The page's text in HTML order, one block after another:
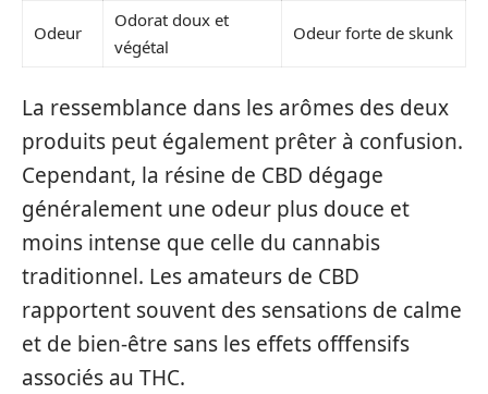
Odeur
Odorat doux et
végétal
Odeur forte de skunk
La ressemblance dans les arômes des deux
produits peut également prêter à confusion.
Cependant, la résine de CBD dégage
généralement une odeur plus douce et
moins intense que celle du cannabis
traditionnel. Les amateurs de CBD
rapportent souvent des sensations de calme
et de bien-être sans les effets offfensifs
associés au THC.